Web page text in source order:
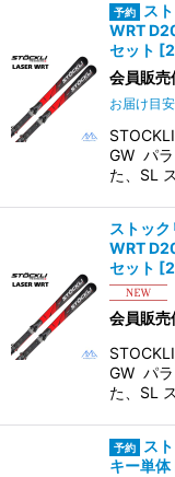
ス
WRT
セット [
会員販売
お届け目安
GW パ
た、SL
ストッ
WRT
セット [
会員販売
GW パ
た、SL
ス
キー単体